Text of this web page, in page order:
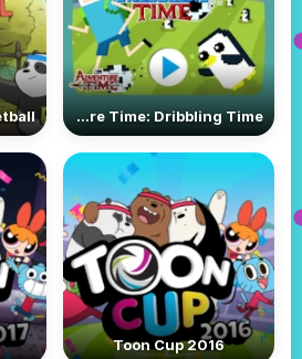
Adventure Time: Dribbling Time
Toon Cup 2016